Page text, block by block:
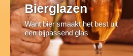
Bierglazen
Want bier smaakt het best uit
een bijpassend glas